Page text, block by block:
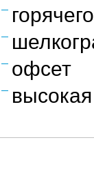
офсет